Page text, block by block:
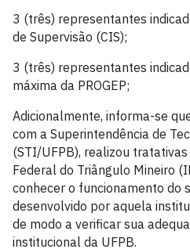
3 (três) representantes
de Supervisão (CIS);
3 (três) representantes
máxima da PROGEP;
Adicionalmente, informa-se
com a Superintendência de
(STI/UFPB), realizou
Federal do Triângulo Mineiro
conhecer o funcionamento do
desenvolvido por aquela
de modo a verificar sua
institucional da UFPB.